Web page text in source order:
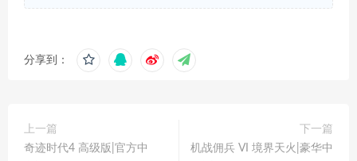
分享到：
上一篇
奇迹时代4 高级版|官方中
下一篇
机战佣兵 VI 境界天火|豪华中